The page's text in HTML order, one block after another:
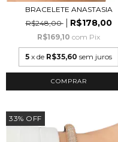
BRACELETE ANASTASIA
R$248,00
R$178,00
R$169,10 com Pix
5 x de R$35,60 sem juros
33% OFF